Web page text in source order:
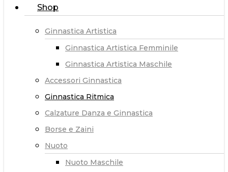
Shop
Ginnastica Artistica
Ginnastica Artistica Femminile
Ginnastica Artistica Maschile
Accessori Ginnastica
Ginnastica Ritmica
Calzature Danza e Ginnastica
Borse e Zaini
Nuoto
Nuoto Maschile